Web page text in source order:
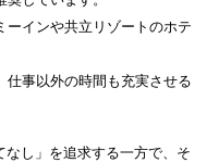
ーインや共立リゾートのホテ
仕事以外の時間も充実させる
なし」を追求する一方で、そ